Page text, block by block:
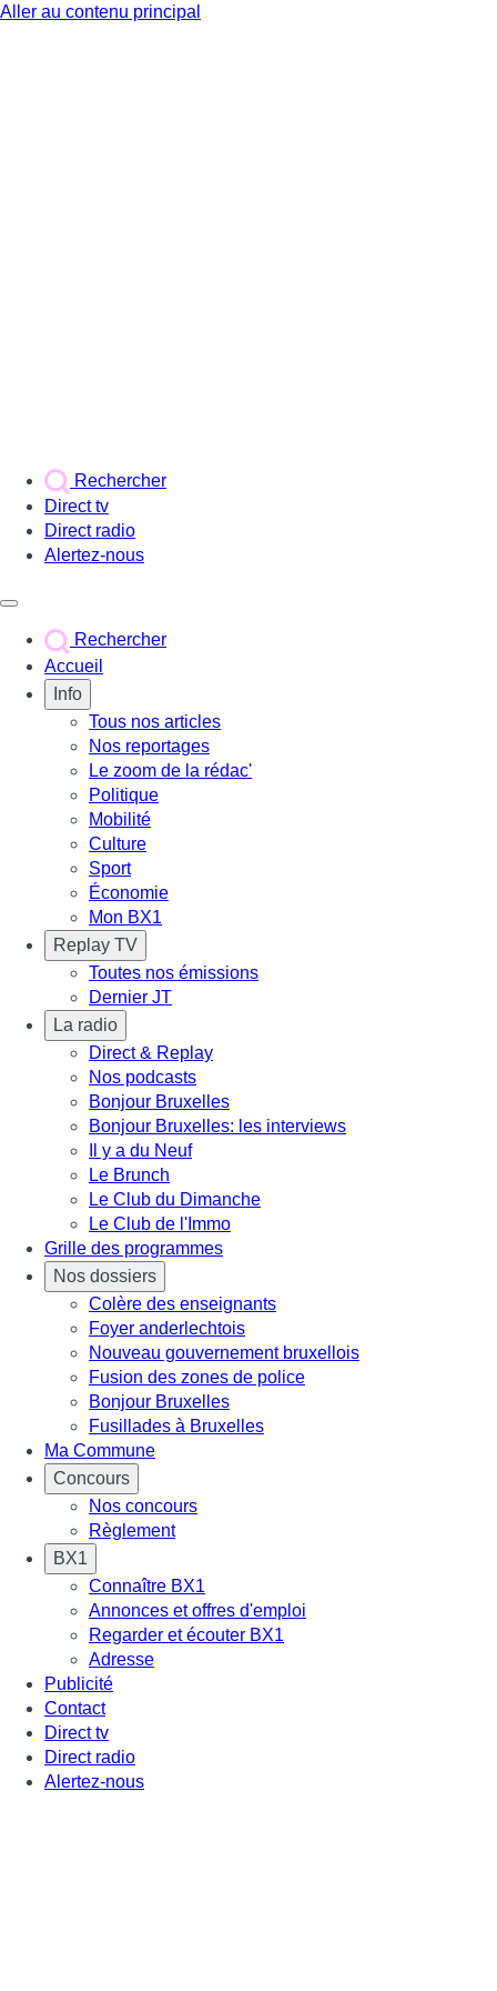
Aller au contenu principal
Rechercher
Direct tv
Direct radio
Alertez-nous
Rechercher
Accueil
Info
Tous nos articles
Nos reportages
Le zoom de la rédac'
Politique
Mobilité
Culture
Sport
Économie
Mon BX1
Replay TV
Toutes nos émissions
Dernier JT
La radio
Direct & Replay
Nos podcasts
Bonjour Bruxelles
Bonjour Bruxelles: les interviews
Il y a du Neuf
Le Brunch
Le Club du Dimanche
Le Club de l'Immo
Grille des programmes
Nos dossiers
Colère des enseignants
Foyer anderlechtois
Nouveau gouvernement bruxellois
Fusion des zones de police
Bonjour Bruxelles
Fusillades à Bruxelles
Ma Commune
Concours
Nos concours
Règlement
BX1
Connaître BX1
Annonces et offres d'emploi
Regarder et écouter BX1
Adresse
Publicité
Contact
Direct tv
Direct radio
Alertez-nous